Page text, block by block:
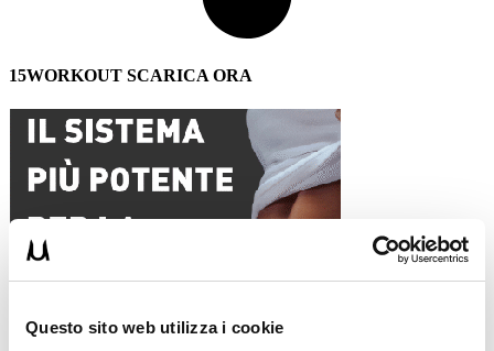
Questo sito web utilizza i cookie
15WORKOUT SCARICA ORA